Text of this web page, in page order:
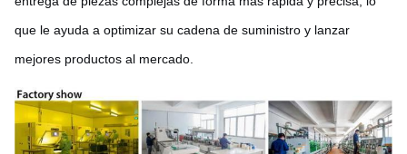
que le ayuda a optimizar su cadena de suministro y lanzar
mejores productos al mercado.